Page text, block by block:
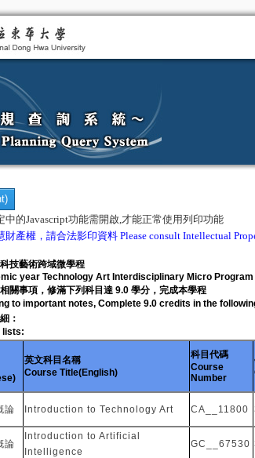
中的Javascript功能需開啟,才能正常使用列印功能
財產權，請合法影印資料 Please consult Intellectual
技藝術跨域微學程
year Technology Art Interdisciplinary Micro Program
關事項，修滿下列科目達 9.0 學分，完成本學程
to important notes, Complete 9.0 credits in the
：
lists:
英文科目名稱
Course Title(English)
科目代碼
Course
Number
論 Introduction to Technology Art CA__11800
論
Introduction to Artificial
Intelligence
GC__67530